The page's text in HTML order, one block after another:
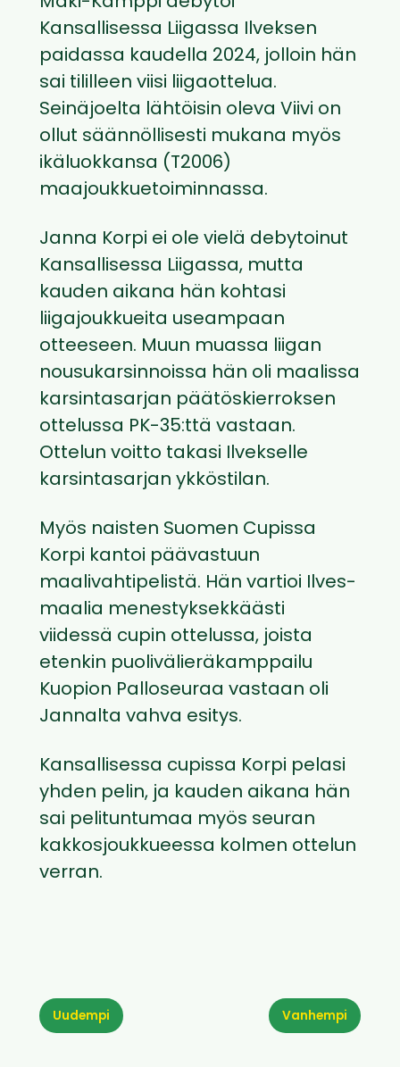
Kansallisessa Liigassa Ilveksen
paidassa kaudella 2024, jolloin hän
sai tililleen viisi liigaottelua.
Seinäjoelta lähtöisin oleva Viivi on
ollut säännöllisesti mukana myös
ikäluokkansa (T2006)
maajoukkuetoiminnassa.
Janna Korpi ei ole vielä debytoinut
Kansallisessa Liigassa, mutta
kauden aikana hän kohtasi
liigajoukkueita useampaan
otteeseen. Muun muassa liigan
nousukarsinnoissa hän oli maalissa
karsintasarjan päätöskierroksen
ottelussa PK-35:ttä vastaan.
Ottelun voitto takasi Ilvekselle
karsintasarjan ykköstilan.
Myös naisten Suomen Cupissa
Korpi kantoi päävastuun
maalivahtipelistä. Hän vartioi Ilves-
maalia menestyksekkäästi
viidessä cupin ottelussa, joista
etenkin puolivälieräkamppailu
Kuopion Palloseuraa vastaan oli
Jannalta vahva esitys.
Kansallisessa cupissa Korpi pelasi
yhden pelin, ja kauden aikana hän
sai pelituntumaa myös seuran
kakkosjoukkueessa kolmen ottelun
verran.
Vanhempi
Uudempi